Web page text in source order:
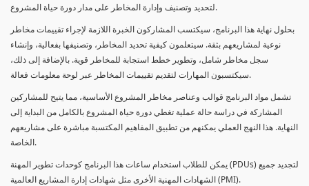
لتحديد وتصنيف وإدارة المخاطر على مدار دورة حياة المشروع.
بحلول نهاية هذا البرنامج، سيكتسب المشاركون الخبرة اللازمة لإجراء تقييمات مخاطر
نوعية لمشاريعهم بثقة. سيتعلمون كيفية تحديد المخاطر، وتصنيفها بفعالية، وإنشاء
سجل مخاطر شامل، وتطوير خطط استجابة للمخاطر قوية. بالإضافة إلى ذلك،
سيكتسبون المهارات لتقديم تقييمات المخاطر عبر لوحة معلومات فعالة.
تشمل مواد البرنامج قوالب وعناصر مخاطر المشروع الأساسية، مما يتيح للمشاركين
المشاركة في دراسة حالة عملية تغطي دورة حياة المشروع بالكامل من البداية إلى
النهاية. هذا النهج العملي يمكنهم من تطبيق المفاهيم المكتسبة مباشرة على مشاريعهم
الخاصة.
يمكن للطلاب استخدام ساعات هذا البرنامج كوحدات تطوير المهنة (PDUs) لتجديد جميع
الشهادات المهنية الأخرى مثل شهادات إدارة المشاريع العالمية (PMI).